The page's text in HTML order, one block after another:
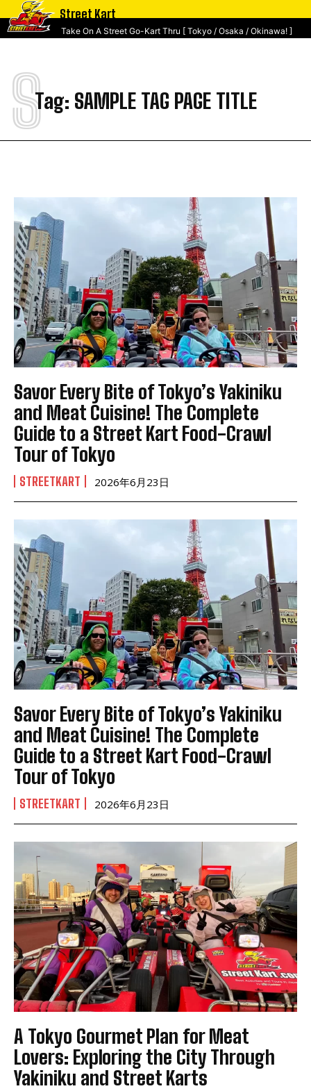
Street Kart
Take On A Street Go-Kart Thru [ Tokyo / Osaka / Okinawa! ]
Tag: SAMPLE TAG PAGE TITLE
S
Savor Every Bite of Tokyo’s Yakiniku
and Meat Cuisine! The Complete
Guide to a Street Kart Food-Crawl
Tour of Tokyo
STREETKART 2026年6月23日
Savor Every Bite of Tokyo’s Yakiniku
and Meat Cuisine! The Complete
Guide to a Street Kart Food-Crawl
Tour of Tokyo
STREETKART 2026年6月23日
A Tokyo Gourmet Plan for Meat
Lovers: Exploring the City Through
Yakiniku and Street Karts